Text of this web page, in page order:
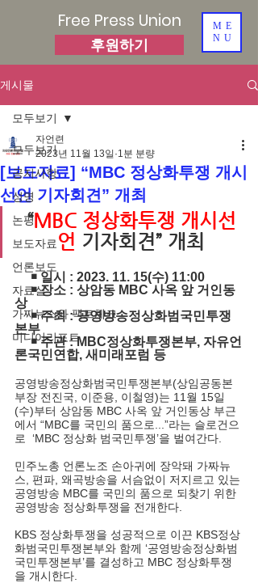
Free Press Union
후원하기
ME
NU
게시물
모두보기
공지사항
성명
논평
보도자료
언론보도
자료실
가짜뉴스와 팩트체크
미디어리포트
모두보기
[보도자료] “MBC 정상화투쟁 개시
선언 기자회견” 개최
자언련
2023년 11월 13일 1분 분량
“MBC 정상화투쟁 개시선
언 기자회견” 개최
￭ 일시 : 2023. 11. 15(수) 11:00
￭ 장소 : 상암동 MBC 사옥 앞 거인동
상
￭ 주최 : 공영방송정상화범국민투쟁
본부
￭ 주관 : MBC정상화투쟁본부, 자유언
론국민연합, 새미래포럼 등
공영방송정상화범국민투쟁본부(상임공동본
부장 전진국, 이준용, 이철영)는 11월 15일
(수)부터 상암동 MBC 사옥 앞 거인동상 부근
에서 “MBC를 국민의 품으로...”라는 슬로건으
로  ‘MBC 정상화 범국민투쟁’을 벌여간다.
민주노총 언론노조 손아귀에 장악돼 가짜뉴
스, 편파, 왜곡방송을 서슴없이 저지르고 있는
공영방송 MBC를 국민의 품으로 되찾기 위한
공영방송 정상화투쟁을 전개한다.
KBS 정상화투쟁을 성공적으로 이끈 KBS정상
화범국민투쟁본부와 함께 ‘공영방송정상화범
국민투쟁본부’를 결성하고 MBC 정상화투쟁
을 개시한다.